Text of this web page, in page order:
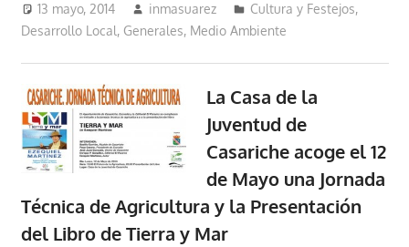
13 mayo, 2014 inmasuarez Cultura y Festejos,
Desarrollo Local, Generales, Medio Ambiente
La Casa de la
Juventud de
Casariche acoge el 12
de Mayo una Jornada
Técnica de Agricultura y la Presentación
del Libro de Tierra y Mar